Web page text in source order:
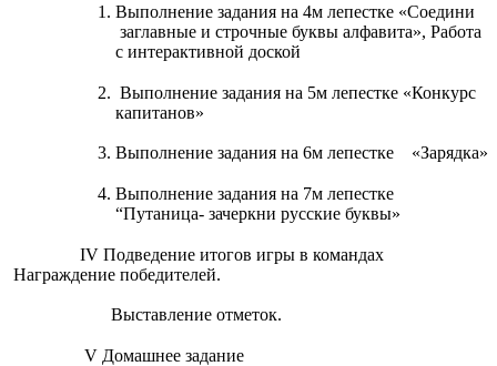
Выполнение задания на 4м лепестке «Соедини
заглавные и строчные буквы алфавита», Работа
с интерактивной доской
Выполнение задания на 5м лепестке «Конкурс
капитанов»
Выполнение задания на 6м лепестке «Зарядка»
Выполнение задания на 7м лепестке
“Путаница- зачеркни русские буквы»
IV Подведение итогов игры в командах
Награждение победителей.
Выставление отметок.
V Домашнее задание